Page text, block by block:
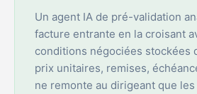
Un agent IA de pré-validation
facture entrante en la croisant
conditions négociées stockées
prix unitaires, remises,
ne remonte au dirigeant que